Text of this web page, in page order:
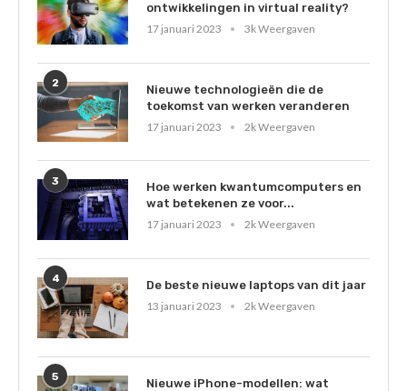
ontwikkelingen in virtual reality?
17 januari 2023
3k Weergaven
2
Nieuwe technologieën die de
toekomst van werken veranderen
17 januari 2023
2k Weergaven
3
Hoe werken kwantumcomputers en
wat betekenen ze voor...
17 januari 2023
2k Weergaven
4
De beste nieuwe laptops van dit jaar
13 januari 2023
2k Weergaven
5
Nieuwe iPhone-modellen: wat